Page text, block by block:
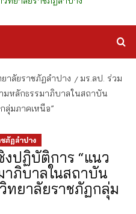
าลัยราชภัฏลำปาง
มร.ลป. ร่วม
มหลักธรรมาภิบาลในสถาบัน
ลุ่มภาคเหนือ”
ภัฏลำปาง
งปฏิบัติการ “แนว
ภิบาลในสถาบัน
ทยาลัยราชภัฏกลุ่ม